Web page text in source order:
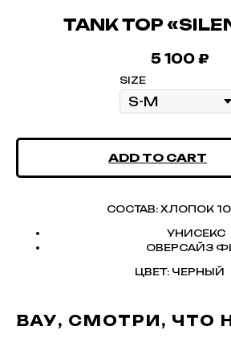
TANK TOP
5 100 ₽
SIZE
ADD TO CART
СОСТАВ: ХЛОПОК
УНИСЕКС
ОВЕРСАЙЗ
ЦВЕТ: ЧЕРНЫЙ
ВАУ, СМОТРИ, ЧТО